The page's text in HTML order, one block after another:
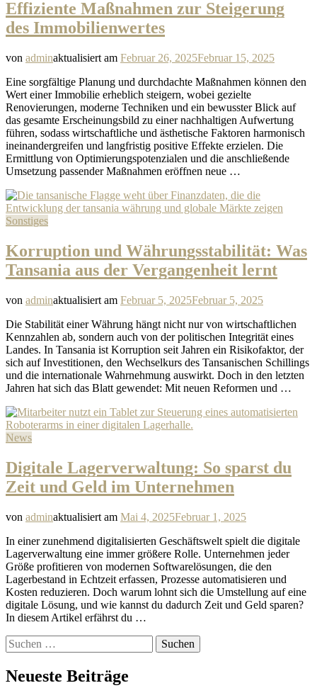
Effiziente Maßnahmen zur Steigerung
des Immobilienwertes
von adminaktualisiert am Februar 26, 2025Februar 15, 2025
Eine sorgfältige Planung und durchdachte Maßnahmen können den
Wert einer Immobilie erheblich steigern, wobei gezielte
Renovierungen, moderne Techniken und ein bewusster Blick auf
das gesamte Erscheinungsbild zu einer nachhaltigen Aufwertung
führen, sodass wirtschaftliche und ästhetische Faktoren harmonisch
ineinandergreifen und langfristig positive Effekte erzielen. Die
Ermittlung von Optimierungspotenzialen und die anschließende
Umsetzung passender Maßnahmen eröffnen neue …
Sonstiges
Korruption und Währungsstabilität: Was
Tansania aus der Vergangenheit lernt
von adminaktualisiert am Februar 5, 2025Februar 5, 2025
Die Stabilität einer Währung hängt nicht nur von wirtschaftlichen
Kennzahlen ab, sondern auch von der politischen Integrität eines
Landes. In Tansania ist Korruption seit Jahren ein Risikofaktor, der
sich auf Investitionen, den Wechselkurs des Tansanischen Schillings
und die internationale Wahrnehmung auswirkt. Doch in den letzten
Jahren hat sich das Blatt gewendet: Mit neuen Reformen und …
News
Digitale Lagerverwaltung: So sparst du
Zeit und Geld im Unternehmen
von adminaktualisiert am Mai 4, 2025Februar 1, 2025
In einer zunehmend digitalisierten Geschäftswelt spielt die digitale
Lagerverwaltung eine immer größere Rolle. Unternehmen jeder
Größe profitieren von modernen Softwarelösungen, die den
Lagerbestand in Echtzeit erfassen, Prozesse automatisieren und
Kosten reduzieren. Doch warum lohnt sich die Umstellung auf eine
digitale Lösung, und wie kannst du dadurch Zeit und Geld sparen?
In diesem Artikel erfährst du …
Suchen
nach:
Neueste Beiträge